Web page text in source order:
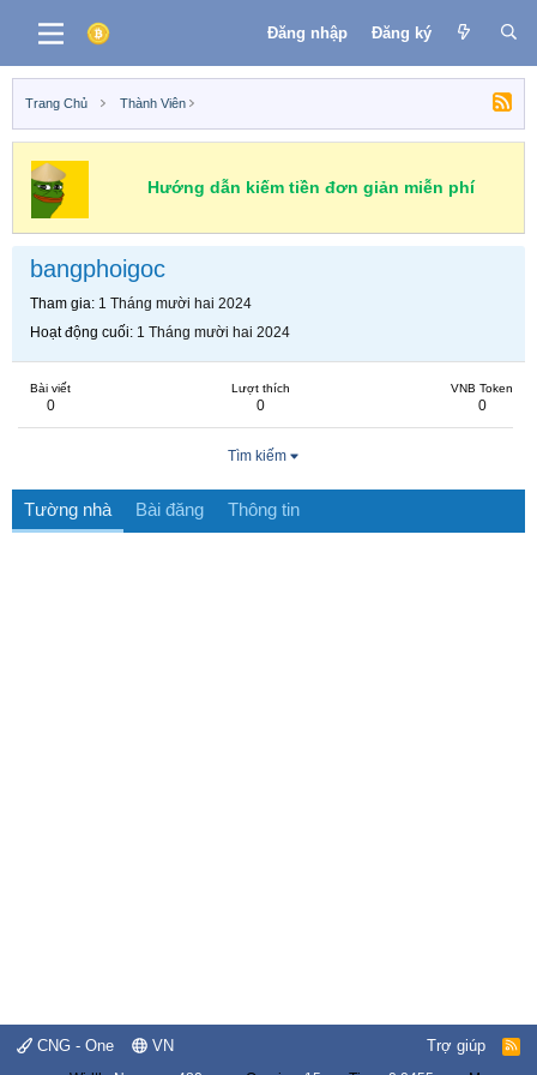
Đăng nhập Đăng ký
Trang Chủ Thành Viên
Hướng dẫn kiếm tiền đơn giản miễn phí
bangphoigoc
Tham gia 1 Tháng mười hai 2024
Hoạt động cuối 1 Tháng mười hai 2024
Bài viết
0
Lượt thích
0
VNB Token
0
Tìm kiếm
Tường nhà Bài đăng Thông tin
CNG - One VN Trợ giúp
R